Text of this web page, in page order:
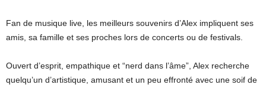
Fan de musique live, les meilleurs souvenirs d’Alex impliquent ses
amis, sa famille et ses proches lors de concerts ou de festivals.
Ouvert d’esprit, empathique et “nerd dans l’âme”, Alex recherche
quelqu’un d’artistique, amusant et un peu effronté avec une soif de